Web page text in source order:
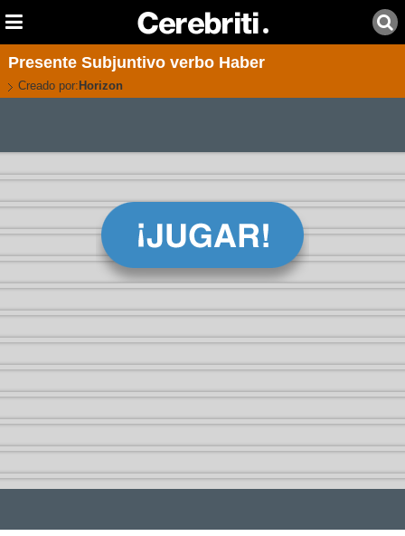
Presente Subjuntivo verbo Haber
Creado por: Horizon